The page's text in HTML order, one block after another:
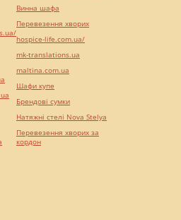
Винна шафа
Перевезення хворих
hospice-life.com.ua/
mk-translations.ua
maltina.com.ua
Шафи купе
Брендові сумки
Натяжні стелі Nova Stelya
Перевезення хворих за
кордон